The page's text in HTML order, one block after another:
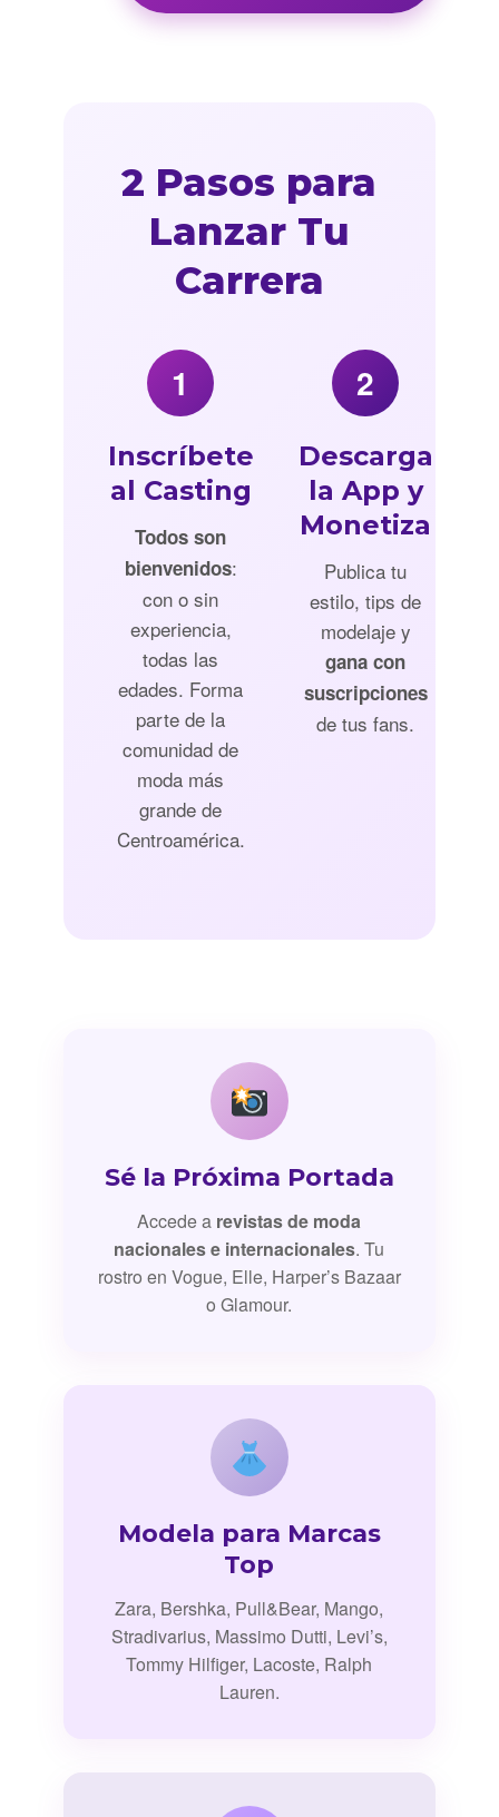
2 Pasos para
Lanzar Tu
Carrera
1
Inscríbete
al Casting
Todos son
bienvenidos:
con o sin
experiencia,
todas las
edades. Forma
parte de la
comunidad de
moda más
grande de
Centroamérica.
2
Descarga
la App y
Monetiza
Publica tu
estilo, tips de
modelaje y
gana con
suscripciones
de tus fans.
Sé la Próxima Portada
Accede a revistas de moda
nacionales e internacionales. Tu
rostro en Vogue, Elle, Harper’s Bazaar
o Glamour.
Modela para Marcas
Top
Zara, Bershka, Pull&Bear, Mango,
Stradivarius, Massimo Dutti, Levi’s,
Tommy Hilfiger, Lacoste, Ralph
Lauren.